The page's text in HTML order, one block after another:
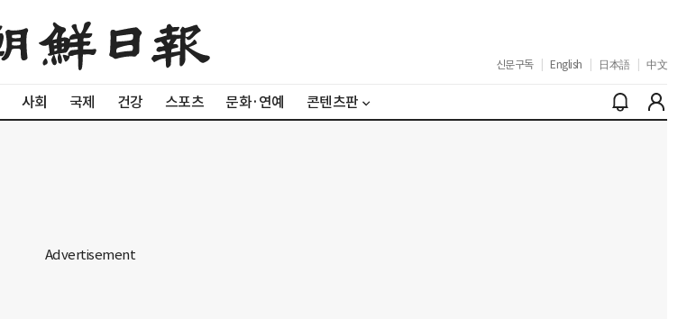
신문구독 English 日本語 中文
사회 국제 건강 스포츠 문화·연예 콘텐츠판